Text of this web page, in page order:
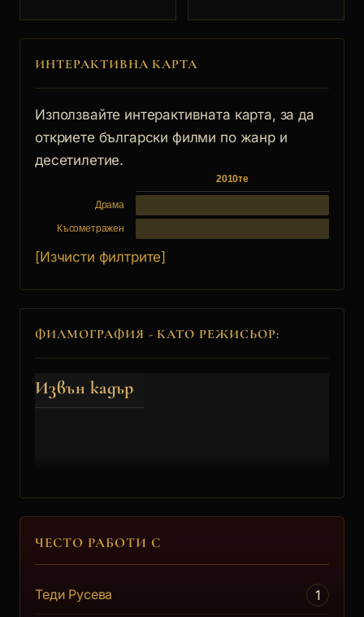
ИНТЕРАКТИВНА КАРТА
Използвайте интерактивната карта, за да
откриете български филми по жанр и
десетилетие.
2010те
Драма
Късометражен
[Изчисти филтрите]
ФИЛМОГРАФИЯ - КАТО РЕЖИСЬОР:
Извън кадър
ЧЕСТО РАБОТИ С
Теди Русева 1